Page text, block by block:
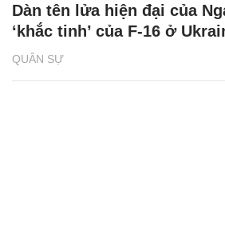
QUÂN SỰ
Dàn tên lửa hiện đại của
‘khắc tinh’ của F-16 ở